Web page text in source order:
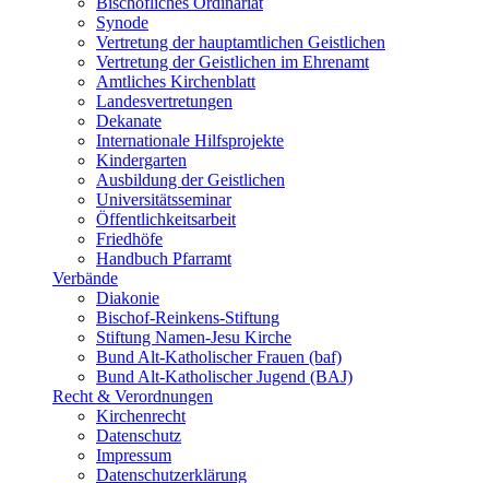
Synode
Vertretung der hauptamtlichen Geistlichen
Vertretung der Geistlichen im Ehrenamt
Amtliches Kirchenblatt
Landesvertretungen
Dekanate
Internationale Hilfsprojekte
Kindergarten
Ausbildung der Geistlichen
Universitätsseminar
Öffentlichkeitsarbeit
Friedhöfe
Handbuch Pfarramt
Verbände
Diakonie
Bischof-Reinkens-Stiftung
Stiftung Namen-Jesu Kirche
Bund Alt-Katholischer Frauen (baf)
Bund Alt-Katholischer Jugend (BAJ)
Recht & Verordnungen
Kirchenrecht
Datenschutz
Impressum
Datenschutzerklärung